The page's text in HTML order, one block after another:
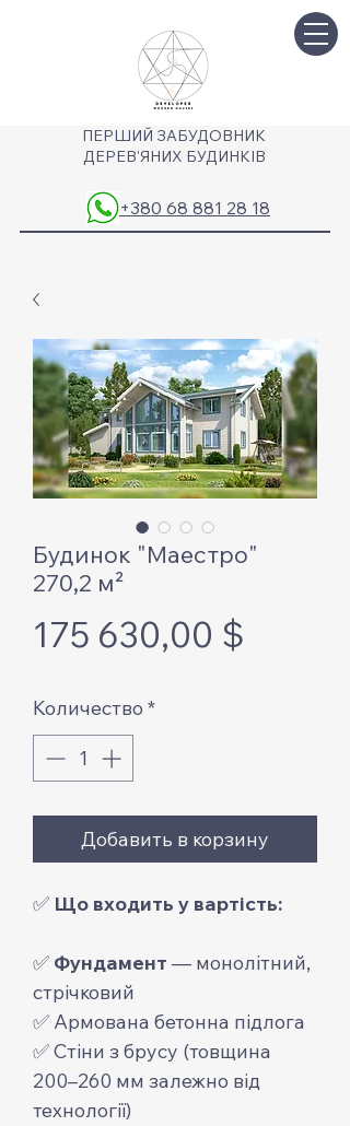
ПЕРШИЙ ЗАБУДОВНИК
ДЕРЕВ'ЯНИХ БУДИНКІВ
+380 68 881 28 18
Будинок "Маестро"
270,2 м²
175 630,00 $
Количество *
Добавить в корзину
✅ Що входить у вартість:
✅ Фундамент — монолітний,
стрічковий
✅ Армована бетонна підлога
✅ Стіни з брусу (товщина
200–260 мм залежно від
технології)